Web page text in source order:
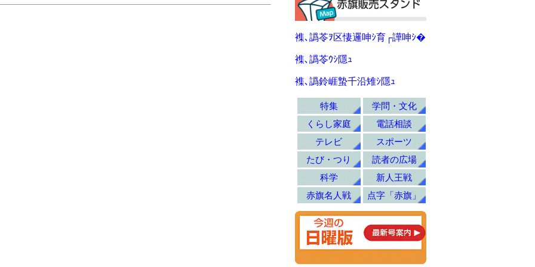
襍､譌苓ｦ区悽邏呻ｼ育┌譁呻ｼ�
襍､譌苓ｳｼ隱ｭ
襍､譌鈴崕蟄千沿雉ｼ隱ｭ
特集
学問・文化
くらし家庭
電話相談
テレビ
スポーツ
たび・つり
読者の広場
科学
新人王戦
赤旗名人戦
点字「赤旗」